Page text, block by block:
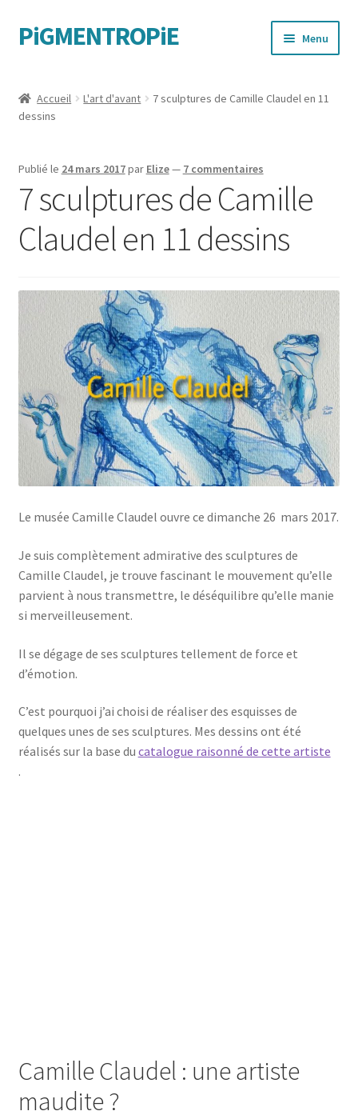
Aller
à
navigation
Aller
au
PiGMENTROPiE Menu
Messages féministes
Sportives
Accueil L'art d'avant
7 sculptures de Camille Claudel en 11
dessins
Publié le 24 mars 2017par Elize— 7 commentaires
7 sculptures de Camille
Claudel en 11 dessins
Le musée Camille Claudel ouvre ce dimanche 26 mars 2017.
Je suis complètement admirative des sculptures de
Camille Claudel, je trouve fascinant le mouvement qu’elle
parvient à nous transmettre, le déséquilibre qu’elle manie
si merveilleusement.
Il se dégage de ses sculptures tellement de force et
d’émotion.
C’est pourquoi j’ai choisi de réaliser des esquisses de
quelques unes de ses sculptures. Mes dessins ont été
réalisés sur la base du catalogue raisonné de cette artiste
.
Camille Claudel : une artiste
maudite ?